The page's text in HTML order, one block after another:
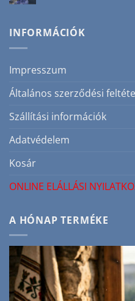
szakértőként!
bejegyzéshez
bőrápolás
pattanásra
INFORMÁCIÓK
Impresszum
Általános szerződési
Szállítási információk
Adatvédelem
Kosár
ONLINE ELÁLLÁSI
A HÓNAP TERMÉKE